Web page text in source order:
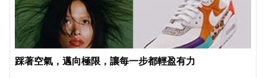
踩著空氣，邁向極限，讓每一步都輕盈有力